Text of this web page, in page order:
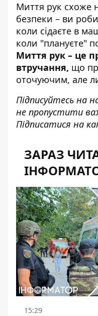
Миття рук схоже
безпеки – ви
коли сідаєте в
коли "плануєте"
Миття рук – це
втручання, що
оточуючим, але
Підписуйтесь на
не пропустити
Підписатися на
ЗАРАЗ
15:29